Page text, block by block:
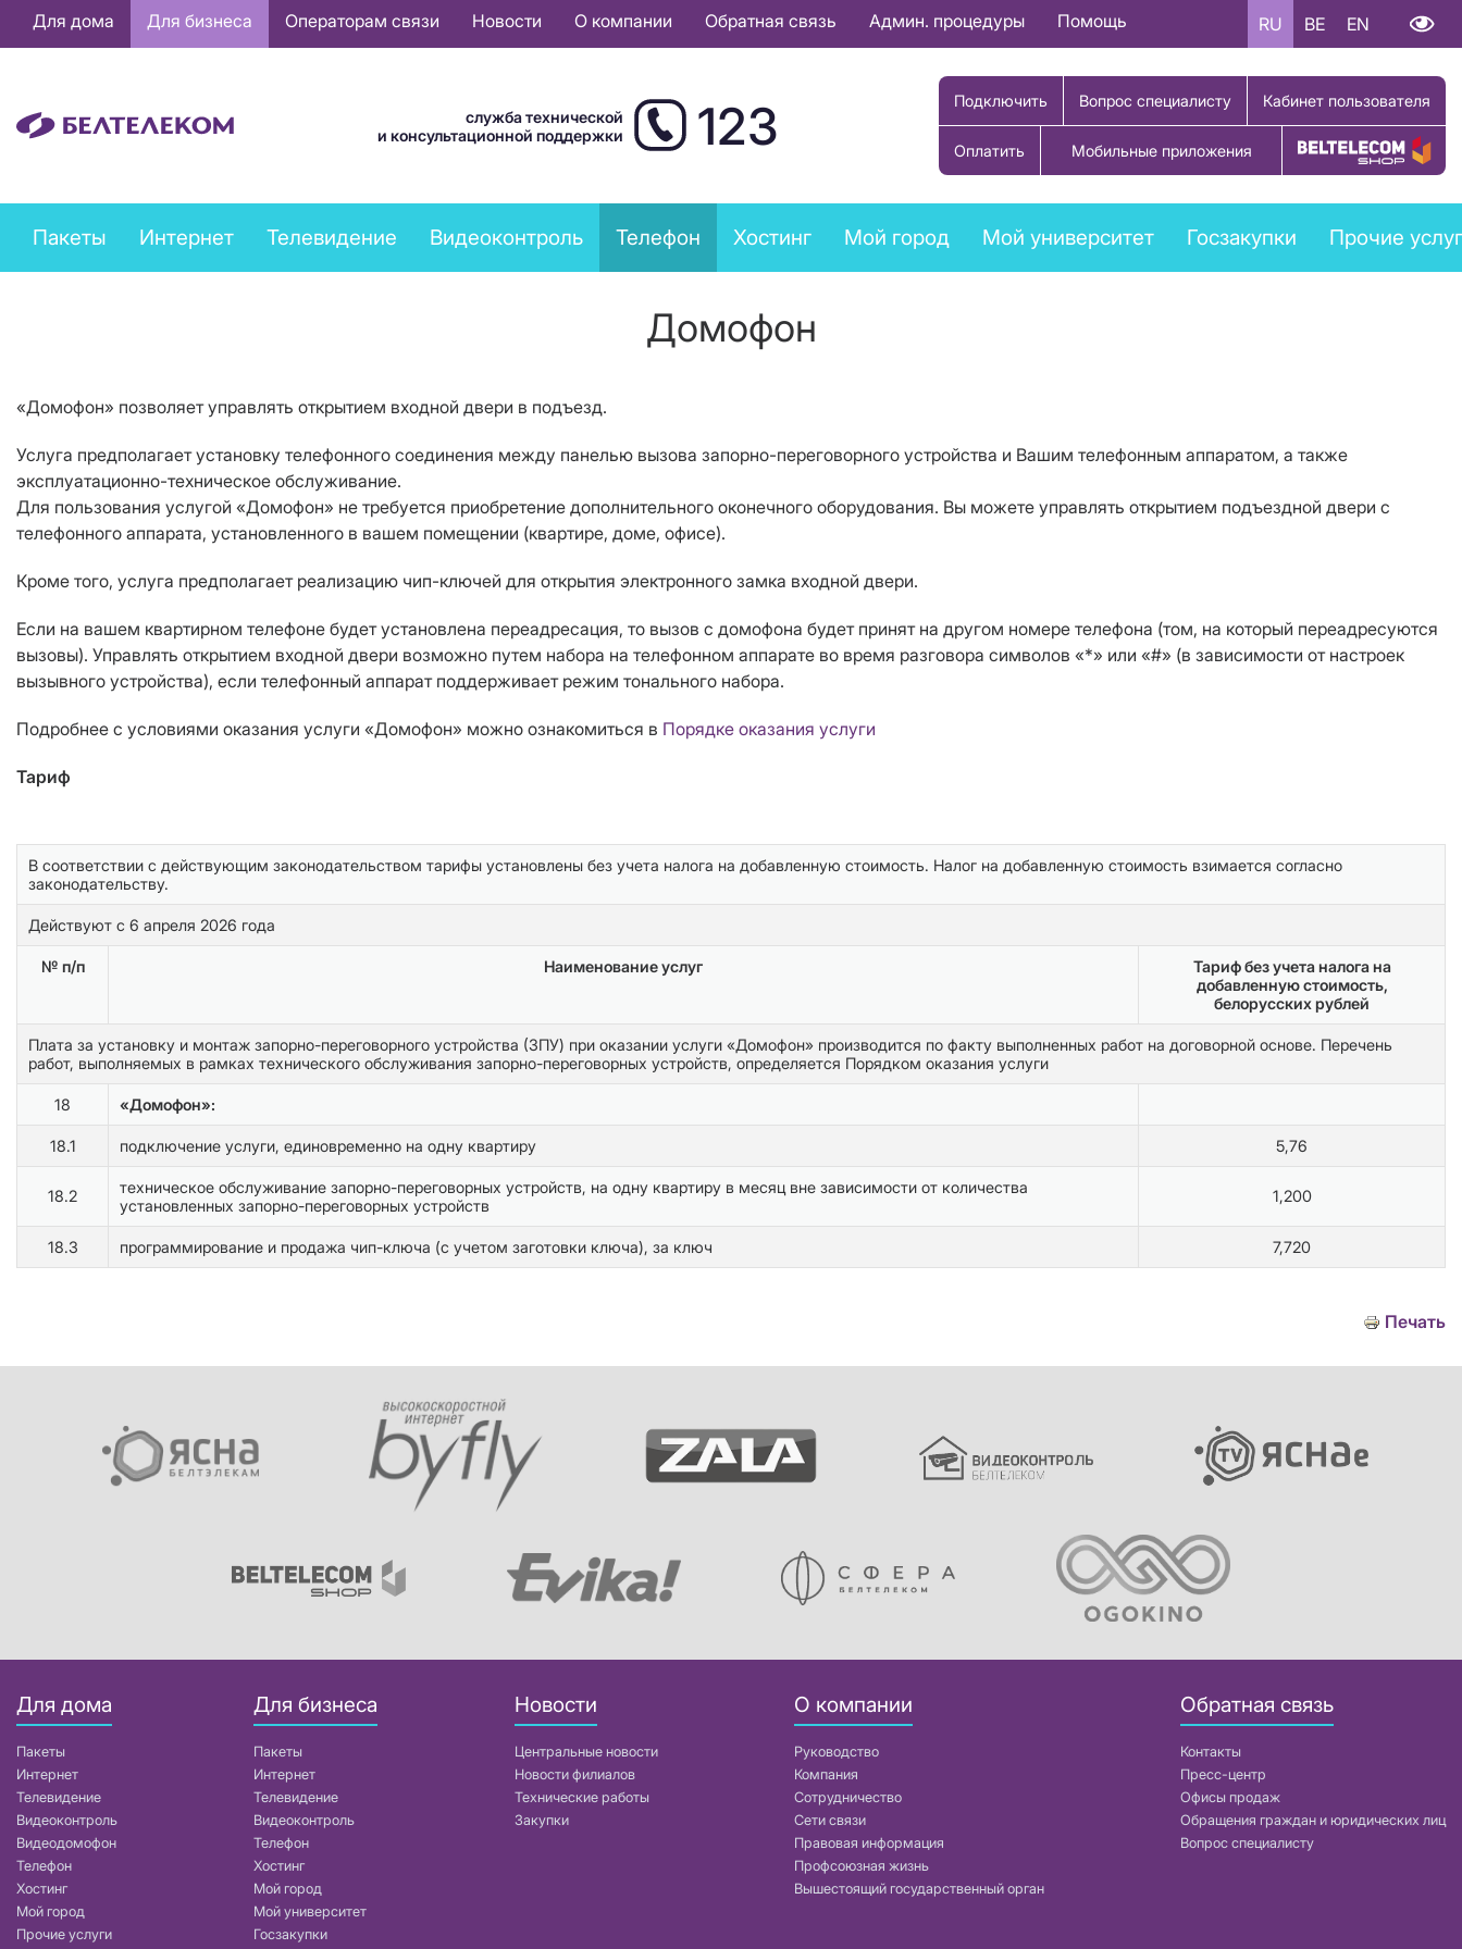
Основная
навигация
Для дома Для бизнеса Операторам связи Новости О компании Обратная связь Админ. процедуры Помощь RU BE EN
служба технической
и консультационной поддержки
123 Подключить Вопрос специалисту Кабинет пользователя
Оплатить Мобильные приложения Купить товар
Business
services
Пакеты Интернет Телевидение Видеоконтроль Телефон Хостинг Мой город Мой университет Госзакупки Прочие
Домофон
«Домофон» позволяет управлять открытием входной двери в подъезд.
Услуга предполагает установку телефонного соединения между панелью вызова запорно-переговорного устройства и Вашим телефонным аппаратом, а также
эксплуатационно-техническое обслуживание.
Для пользования услугой «Домофон» не требуется приобретение дополнительного оконечного оборудования. Вы можете управлять открытием подъездной двери с
телефонного аппарата, установленного в вашем помещении (квартире, доме, офисе).
Кроме того, услуга предполагает реализацию чип-ключей для открытия электронного замка входной двери.
Если на вашем квартирном телефоне будет установлена переадресация, то вызов с домофона будет принят на другом номере телефона (том, на который переадресуются
вызовы). Управлять открытием входной двери возможно путем набора на телефонном аппарате во время разговора символов «*» или «#» (в зависимости от настроек
вызывного устройства), если телефонный аппарат поддерживает режим тонального набора.
Подробнее с условиями оказания услуги «Домофон» можно ознакомиться в Порядке оказания услуги
Тариф
В соответствии с действующим законодательством тарифы установлены без учета налога на добавленную стоимость. Налог на добавленную стоимость взимается согласно
законодательству.
Действуют с 6 апреля 2026 года
№ п/п Наименование услуг
Тариф без учета налога на
добавленную стоимость,
белорусских рублей
Плата за установку и монтаж запорно-переговорного устройства (ЗПУ) при оказании услуги «Домофон» производится по факту выполненных работ на договорной основе. Перечень
работ, выполняемых в рамках технического обслуживания запорно-переговорных устройств, определяется Порядком оказания услуги
18 «Домофон»:
18.1 подключение услуги, единовременно на одну квартиру 5,76
18.2
техническое обслуживание запорно-переговорных устройств, на одну квартиру в месяц вне зависимости от количества
установленных запорно-переговорных устройств
1,200
18.3 программирование и продажа чип-ключа (с учетом заготовки ключа), за ключ 7,720
Печать
Для дома
Пакеты
Интернет
Телевидение
Видеоконтроль
Видеодомофон
Телефон
Хостинг
Мой город
Прочие услуги
Для бизнеса
Пакеты
Интернет
Телевидение
Видеоконтроль
Телефон
Хостинг
Мой город
Мой университет
Госзакупки
Новости
Центральные новости
Новости филиалов
Технические работы
Закупки
О компании
Руководство
Компания
Сотрудничество
Сети связи
Правовая информация
Профсоюзная жизнь
Вышестоящий государственный орган
Обратная связь
Контакты
Пресс-центр
Офисы продаж
Обращения граждан и юридических лиц
Вопрос специалисту